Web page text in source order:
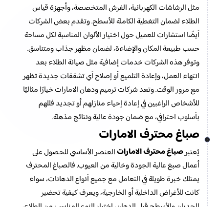
مثل الرشاشات الكهربائية، الفرش المتخصصة، وأجهزة قياس
الطلاء لضمان التغطية الكاملة للأسطح. وتقدم بعض الشركات
أيضًا استشارات للعميل حول اختيار الألوان المناسبة لكل مساحة
حسب طبيعة المكان والإضاءة، لضمان مظهر جذاب ومتناسق.
وتوفر هذه الشركات خدمات إضافية مثل صيانة الطلاء بعد
انتهاء العمل، وإعادة التلميع أو إصلاح أي تشققات جديدة تظهر
مع مرور الوقت. وتعد شركات ترميم ودهان الامارات خيارًا مثاليًا
للأشخاص الراغبين في إعادة إحياء منازلهم أو تجديد فللهم
بأسلوب احترافي، مع ضمان جودة عالية ونتائج مذهلة.
صباغ محترف الامارات
يُعتبرصباغ محترف الاماراتالعنصر الأساسي للحصول على
أعمال صبغ عالية الجودة وخالية من العيوب. فالصباغ المحترف
يمتلك خبرة طويلة في التعامل مع جميع أنواع الدهانات، سواء
كانت للأغراض الداخلية أو الخارجية، ويعرف كيفية تحضير